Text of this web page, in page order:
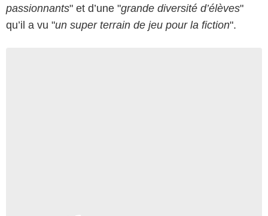
passionnants" et d’une "grande diversité d’élèves"
qu’il a vu "un super terrain de jeu pour la fiction".